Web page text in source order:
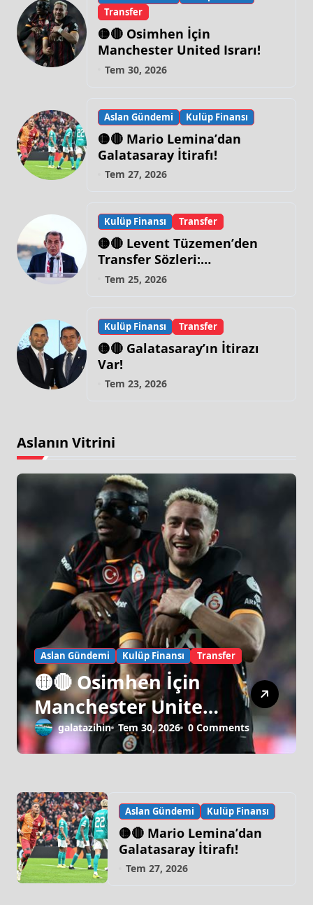
Transfer
🟡🔴 Osimhen İçin
Manchester United Israrı!
Tem 30, 2026
Aslan Gündemi Kulüp Finansı
🟡🔴 Mario Lemina’dan
Galatasaray İtirafı!
Tem 27, 2026
Kulüp Finansı Transfer
🟡🔴 Levent Tüzemen’den
Transfer Sözleri:
“Galatasaray’ın Zirve
Tem 25, 2026
Kulüp Finansı Transfer
🟡🔴 Galatasaray’ın İtirazı
Var!
Tem 23, 2026
Aslanın Vitrini
Aslan Gündemi Kulüp Finansı Transfer
🟡🔴 Osimhen İçin
Manchester United
Israrı!
galatazihin Tem 30, 2026 0 Comments
Aslan Gündemi Kulüp Finansı
🟡🔴 Mario Lemina’dan
Galatasaray İtirafı!
Tem 27, 2026